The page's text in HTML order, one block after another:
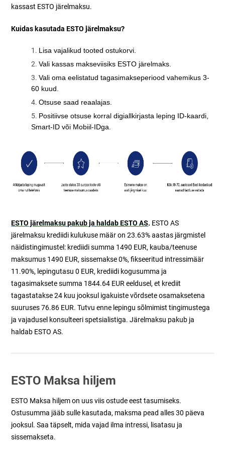
kassast ESTO järelmaksu.
Kuidas kasutada ESTO järelmaksu?
Lisa vajalikud tooted ostukorvi.
Vali kassas makseviisiks ESTO järelmaks.
Vali oma eelistatud tagasimakseperiood vahemikus 3-
60 kuud.
Otsuse saad reaalajas.
Positiivse otsuse korral digiallkirjasta leping ID-kaardi,
Smart-ID või Mobiil-IDga.
ESTO järelmaksu pakub ja haldab ESTO AS. ESTO AS
järelmaksu krediidi kulukuse määr on 23.63% aastas järgmistel
näidistingimustel: krediidi summa 1490 EUR, kauba/teenuse
maksumus 1490 EUR, sissemakse 0%, fikseeritud intressimäär
11.90%, lepingutasu 0 EUR, krediidi kogusumma ja
tagasimaksete summa 1844.64 EUR eeldusel, et krediit
tagastatakse 24 kuu jooksul igakuiste võrdsete osamaksetena
suuruses 76.86 EUR. Tutvu enne lepingu sõlmimist tingimustega
ja vajadusel konsulteeri spetsialistiga. Järelmaksu pakub ja
haldab ESTO AS.
ESTO Maksa hiljem
ESTO Maksa hiljem on uus viis ostude eest tasumiseks.
Ostusumma jääb sulle kasutada, maksma pead alles 30 päeva
jooksul. Saa täpselt, mida vajad ilma intressi, lisatasu ja
sissemakseta.